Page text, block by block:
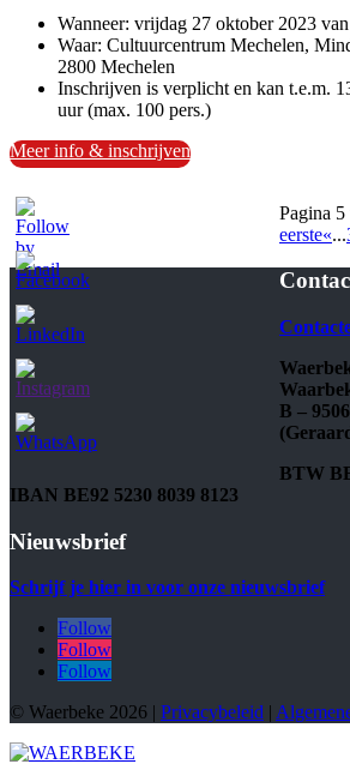
Wanneer: vrijdag 27 oktober 2023
Waar: Cultuurcentrum Mechelen,
2800 Mechelen
Inschrijven is verplicht en kan t.e.m.
uur (max. 100 pers.)
Meer info & inschrijven
Pagina 5
eerste«...
B –
BTW
IBAN BE92 5230 8039 8123
Nieuwsbrief
Schrijf je hier in voor onze nieuwsbrief
Follow
Follow
Follow
© Waerbeke 2026 | Privacybeleid |